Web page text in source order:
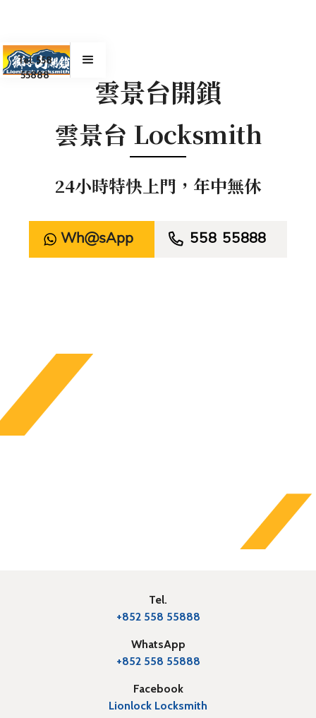
Tel. 558
55888
雲景台開鎖
雲景台 Locksmith
24小時特快上門，年中無休
WhatsApp  558 55888
Tel.
+852 558 55888
WhatsApp
+852 558 55888
Facebook
Lionlock Locksmith